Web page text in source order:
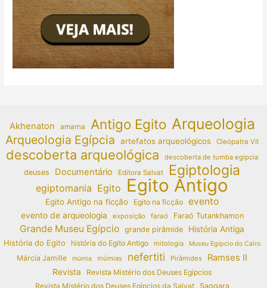
Akhenaton amarna Antigo Egito Arqueologia
Arqueologia Egípcia artefatos arqueológicos Cleópatra VII
descoberta arqueológica descoberta de tumba egípcia
deuses Documentário Editora Salvat Egiptologia
egiptomania Egito Egito Antigo
Egito Antigo na ficção Egito na ficção evento
evento de arqueologia exposição faraó Faraó Tutankhamon
Grande Museu Egípcio grande pirâmide
História Antiga
História do Egito
história do Egito Antigo mitologia Museu Egípcio do Cairo
Márcia Jamille múmia múmias nefertiti Pirâmides Ramses II
Revista
Revista Mistério dos Deuses Egípcios
Revista Mistério dos Deuses Egípcios da Salvat
Saqqara